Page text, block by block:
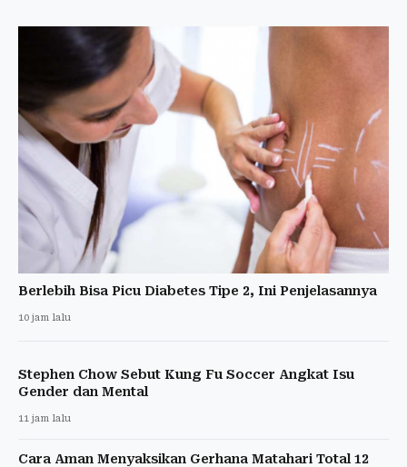
Berlebih Bisa Picu Diabetes Tipe 2, Ini Penjelasannya
10 jam lalu
Stephen Chow Sebut Kung Fu Soccer Angkat Isu
Gender dan Mental
11 jam lalu
Cara Aman Menyaksikan Gerhana Matahari Total 12